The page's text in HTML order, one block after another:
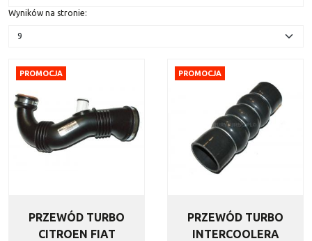
Wyników na stronie:
PROMOCJA
PRZEWÓD TURBO
CITROEN FIAT
PROMOCJA
PRZEWÓD TURBO
INTERCOOLERA